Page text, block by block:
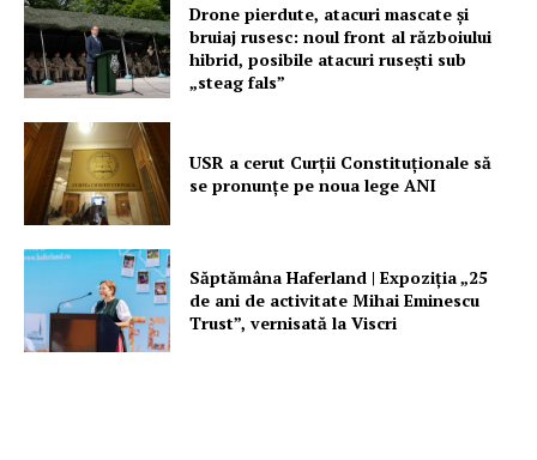
Drone pierdute, atacuri mascate și
bruiaj rusesc: noul front al războiului
hibrid, posibile atacuri rusești sub
„steag fals”
USR a cerut Curții Constituționale să
se pronunțe pe noua lege ANI
Săptămâna Haferland | Expoziţia „25
de ani de activitate Mihai Eminescu
Trust”, vernisată la Viscri